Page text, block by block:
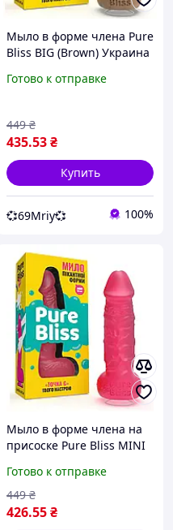
Мыло в форме члена Pure
Bliss BIG (Brown) Украина
Готово к отправке
435.53₴
449 ₴
Купить
💞69Mriy💞 100%
Мыло в форме члена на
присоске Pure Bliss MINI
Готово к отправке
426.55₴
449 ₴